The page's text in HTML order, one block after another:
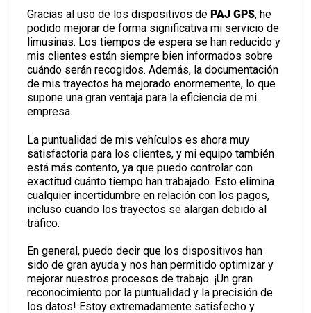
Gracias al uso de los dispositivos de PAJ GPS, he
podido mejorar de forma significativa mi servicio de
limusinas. Los tiempos de espera se han reducido y
mis clientes están siempre bien informados sobre
cuándo serán recogidos. Además, la documentación
de mis trayectos ha mejorado enormemente, lo que
supone una gran ventaja para la eficiencia de mi
empresa.
La puntualidad de mis vehículos es ahora muy
satisfactoria para los clientes, y mi equipo también
está más contento, ya que puedo controlar con
exactitud cuánto tiempo han trabajado. Esto elimina
cualquier incertidumbre en relación con los pagos,
incluso cuando los trayectos se alargan debido al
tráfico.
En general, puedo decir que los dispositivos han
sido de gran ayuda y nos han permitido optimizar y
mejorar nuestros procesos de trabajo. ¡Un gran
reconocimiento por la puntualidad y la precisión de
los datos! Estoy extremadamente satisfecho y